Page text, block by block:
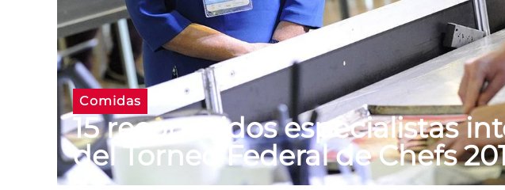
Comidas
15 reconocidos especialistas
del Torneo Federal de Chefs